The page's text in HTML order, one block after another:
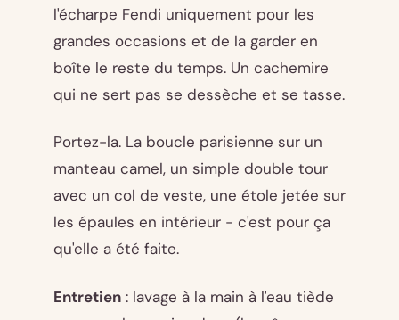
l'écharpe Fendi uniquement pour les
grandes occasions et de la garder en
boîte le reste du temps. Un cachemire
qui ne sert pas se dessèche et se tasse.
Portez-la. La boucle parisienne sur un
manteau camel, un simple double tour
avec un col de veste, une étole jetée sur
les épaules en intérieur - c'est pour ça
qu'elle a été faite.
Entretien : lavage à la main à l'eau tiède